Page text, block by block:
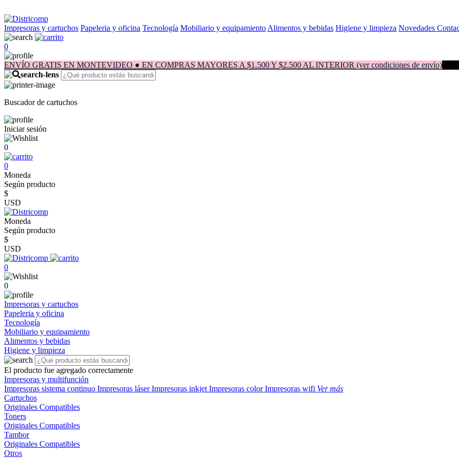
Impresoras y cartuchos Papeleria y oficina Tecnología Mobiliario y equipamiento Alimentos y bebidas Higiene y limpieza Novedades
0
ENVÍO GRATIS EN MONTEVIDEO ● EN COMPRAS MAYORES A $1.500 Y $2.500 AL INTERIOR (ver condiciones de envío)
Buscador de cartuchos
Iniciar sesión
0
0
Moneda
Según producto
$
USD
Moneda
Según producto
$
USD
0
0
Impresoras y cartuchos
Papeleria y oficina
Tecnología
Mobiliario y equipamiento
Alimentos y bebidas
Higiene y limpieza
El producto fue agregado correctamente
Impresoras y multifunción
Impresoras sistema continuo Impresoras láserImpresoras inkjet Impresoras colorImpresoras wifi Ver más
Cartuchos
Originales Compatibles
Toners
Originales Compatibles
Tambor
Originales Compatibles
Otros